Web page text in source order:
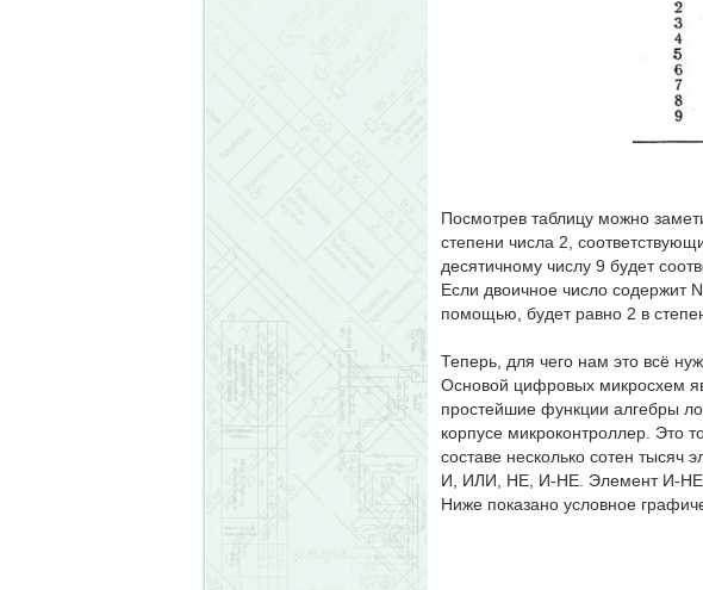
Посмотрев таблицу можно
степени числа 2,
десятичному числу 9 будет
Если двоичное число содержит
помощью, будет равно 2 в
Теперь, для чего нам это всё
Основой цифровых микросхем
простейшие функции алгебры
корпусе микроконтроллер. Это
составе несколько сотен
И, ИЛИ, НЕ, И-НЕ. Элемент И-НЕ
Ниже показано условное